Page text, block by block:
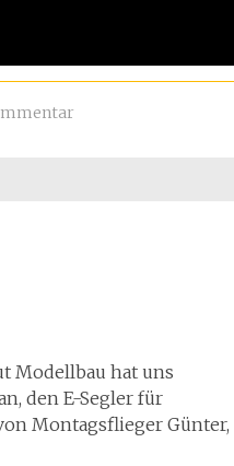
Modellbau hat uns
den E-Segler für
Montagsflieger Günter,